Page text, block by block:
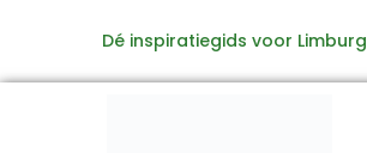
de
Dé inspiratiegids voor Limburg